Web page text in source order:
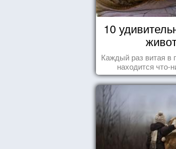
10
Каждый раз витая в
находится что-
заставляет